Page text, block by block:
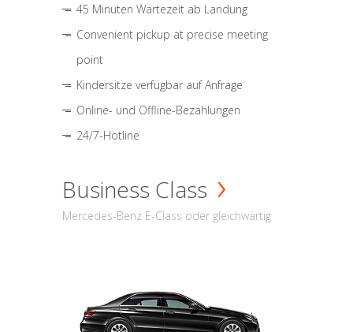
45 Minuten Wartezeit ab Landung
Convenient pickup at precise meeting
point
Kindersitze verfügbar auf Anfrage
Online- und Offline-Bezahlungen
24/7-Hotline
Business Class
Mercedes-Benz E-Class oder gleichwärtig